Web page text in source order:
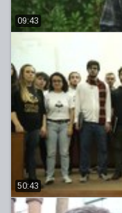
09:43
50:43